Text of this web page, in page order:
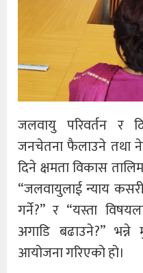
जलवायु परिवर्तन र
जनचेतना फैलाउने तथा
दिने क्षमता विकास
“जलवायुलाई न्याय
गर्ने?” र “यस्ता
अगाडि बढाउने?”
आयोजना गरिएको हो।